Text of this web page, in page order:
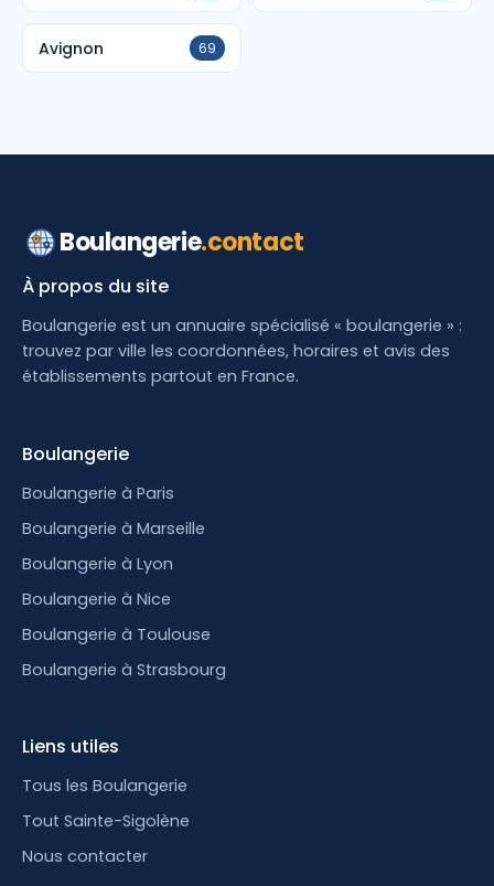
Avignon 69
Boulangerie.contact
À propos du site
Boulangerie est un annuaire spécialisé « boulangerie » :
trouvez par ville les coordonnées, horaires et avis des
établissements partout en France.
Boulangerie
Boulangerie à Paris
Boulangerie à Marseille
Boulangerie à Lyon
Boulangerie à Nice
Boulangerie à Toulouse
Boulangerie à Strasbourg
Liens utiles
Tous les Boulangerie
Tout Sainte-Sigolène
Nous contacter